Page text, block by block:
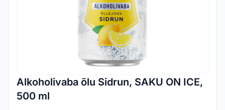
Alkoholivaba õlu Sidrun, SAKU ON ICE,
500 ml